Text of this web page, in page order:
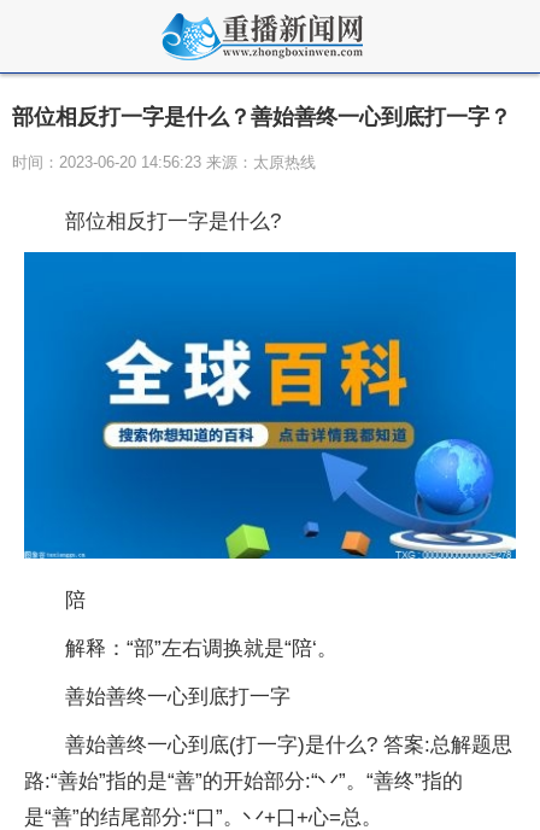
部位相反打一字是什么？善始善终一心到底打一字？
时间：2023-06-20 14:56:23 来源：太原热线
部位相反打一字是什么?
陪
解释：“部”左右调换就是“陪‘。
善始善终一心到底打一字
善始善终一心到底(打一字)是什么? 答案:总解题思
路:“善始”指的是“善”的开始部分:“丷”。“善终”指的
是“善”的结尾部分:“口”。丷+口+心=总。